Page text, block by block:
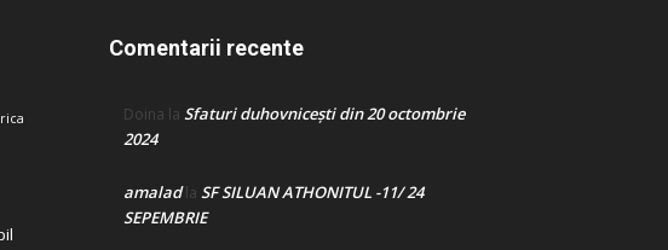
Comentarii recente
Doina la Sfaturi duhovnicești din 20 octombrie
2024
amaladla SF SILUAN ATHONITUL -11/ 24
SEPEMBRIE